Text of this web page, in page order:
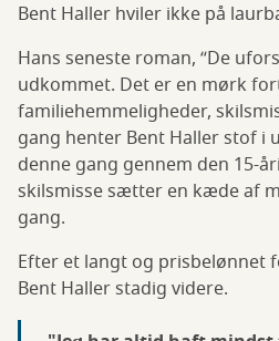
Bent Haller hviler ikke på
Hans seneste roman, “De
udkommet. Det er en mørk
familiehemmeligheder,
gang henter Bent Haller stof i
denne gang gennem den 15-
skilsmisse sætter en kæde af
gang.
Efter et langt og prisbelønnet
Bent Haller stadig videre.